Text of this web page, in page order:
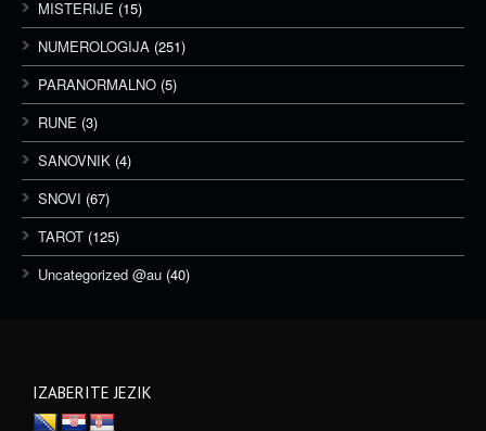
MISTERIJE (15)
NUMEROLOGIJA (251)
PARANORMALNO (5)
RUNE (3)
SANOVNIK (4)
SNOVI (67)
TAROT (125)
Uncategorized @au (40)
IZABERITE JEZIK